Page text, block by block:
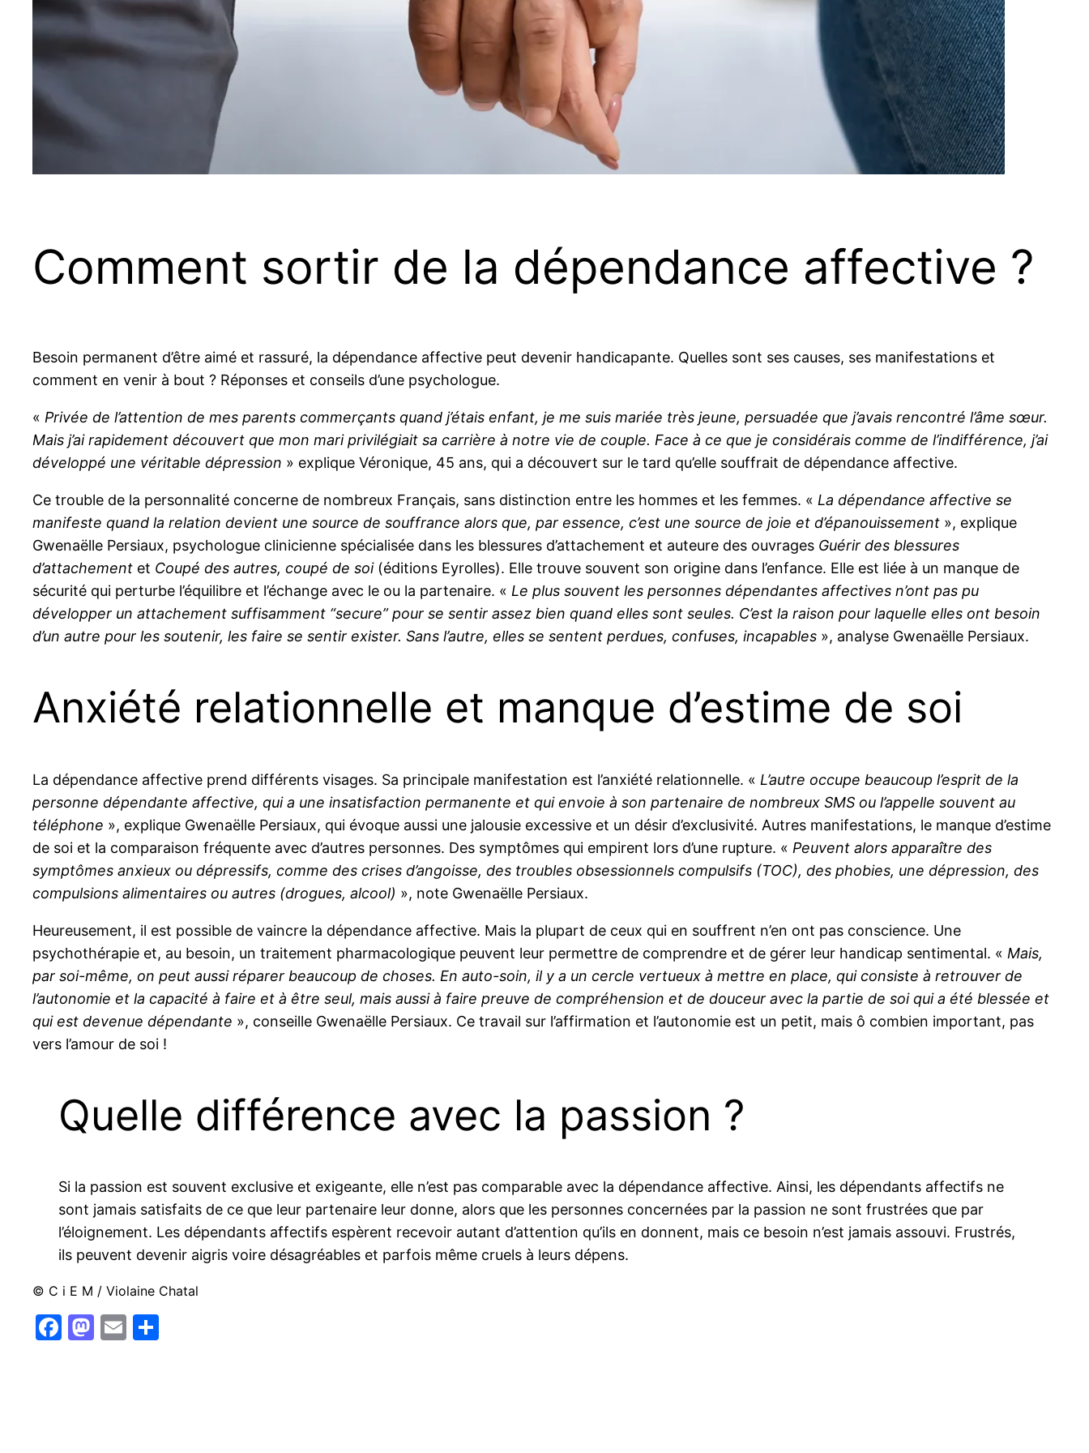
Comment sortir de la dépendance affective ?
Besoin permanent d’être aimé et rassuré, la dépendance affective peut devenir handicapante. Quelles sont ses causes, ses manifestations et
comment en venir à bout ? Réponses et conseils d’une psychologue.
« Privée de l’attention de mes parents commerçants quand j’étais enfant, je me suis mariée très jeune, persuadée que j’avais rencontré l’âme sœur.
Mais j’ai rapidement découvert que mon mari privilégiait sa carrière à notre vie de couple. Face à ce que je considérais comme de l’indifférence, j’ai
développé une véritable dépression » explique Véronique, 45 ans, qui a découvert sur le tard qu’elle souffrait de dépendance affective.
Ce trouble de la personnalité concerne de nombreux Français, sans distinction entre les hommes et les femmes. « La dépendance affective se
manifeste quand la relation devient une source de souffrance alors que, par essence, c’est une source de joie et d’épanouissement », explique
Gwenaëlle Persiaux, psychologue clinicienne spécialisée dans les blessures d’attachement et auteure des ouvrages Guérir des blessures
d’attachement et Coupé des autres, coupé de soi(éditions Eyrolles). Elle trouve souvent son origine dans l’enfance. Elle est liée à un manque de
sécurité qui perturbe l’équilibre et l’échange avec le ou la partenaire. « Le plus souvent les personnes dépendantes affectives n’ont pas pu
développer un attachement suffisamment “secure” pour se sentir assez bien quand elles sont seules. C’est la raison pour laquelle elles ont besoin
d’un autre pour les soutenir, les faire se sentir exister. Sans l’autre, elles se sentent perdues, confuses, incapables », analyse Gwenaëlle Persiaux.
Anxiété relationnelle et manque d’estime de soi
La dépendance affective prend différents visages. Sa principale manifestation est l’anxiété relationnelle. « L’autre occupe beaucoup l’esprit de la
personne dépendante affective, qui a une insatisfaction permanente et qui envoie à son partenaire de nombreux SMS ou l’appelle souvent au
téléphone », explique Gwenaëlle Persiaux, qui évoque aussi une jalousie excessive et un désir d’exclusivité. Autres manifestations, le manque d’estime
de soi et la comparaison fréquente avec d’autres personnes. Des symptômes qui empirent lors d’une rupture. « Peuvent alors apparaître des
symptômes anxieux ou dépressifs, comme des crises d’angoisse, des troubles obsessionnels compulsifs (TOC), des phobies, une dépression, des
compulsions alimentaires ou autres (drogues, alcool) », note Gwenaëlle Persiaux.
Heureusement, il est possible de vaincre la dépendance affective. Mais la plupart de ceux qui en souffrent n’en ont pas conscience. Une
psychothérapie et, au besoin, un traitement pharmacologique peuvent leur permettre de comprendre et de gérer leur handicap sentimental. « Mais,
par soi-même, on peut aussi réparer beaucoup de choses. En auto-soin, il y a un cercle vertueux à mettre en place, qui consiste à retrouver de
l’autonomie et la capacité à faire et à être seul, mais aussi à faire preuve de compréhension et de douceur avec la partie de soi qui a été blessée et
qui est devenue dépendante », conseille Gwenaëlle Persiaux. Ce travail sur l’affirmation et l’autonomie est un petit, mais ô combien important, pas
vers l’amour de soi !
Quelle différence avec la passion ?
Si la passion est souvent exclusive et exigeante, elle n’est pas comparable avec la dépendance affective. Ainsi, les dépendants affectifs ne
sont jamais satisfaits de ce que leur partenaire leur donne, alors que les personnes concernées par la passion ne sont frustrées que par
l’éloignement. Les dépendants affectifs espèrent recevoir autant d’attention qu’ils en donnent, mais ce besoin n’est jamais assouvi. Frustrés,
ils peuvent devenir aigris voire désagréables et parfois même cruels à leurs dépens.
© C i E M / Violaine Chatal
Facebook
Mastodon
Email